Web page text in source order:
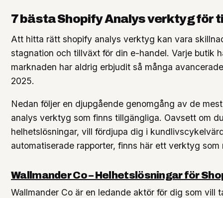
7 bästa Shopify Analys verktyg för
Att hitta rätt shopify analys verktyg kan vara
stagnation och tillväxt för din e-handel. Varje butik
marknaden har aldrig erbjudit så många
2025.
Nedan följer en djupgående genomgång av de
analys verktyg som finns tillgängliga. Oavsett om
helhetslösningar, vill fördjupa dig i
automatiserade rapporter, finns här ett verktyg som
Wallmander Co – Helhetslösningar för
Wallmander Co är en ledande aktör för dig som vill